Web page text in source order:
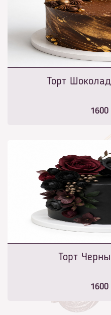
Торт
1600
Торт
1600